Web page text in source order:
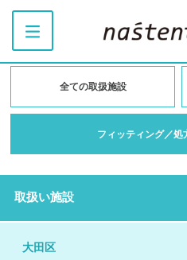
全ての取扱施設
フィッティング／処
取扱い施設
大田区